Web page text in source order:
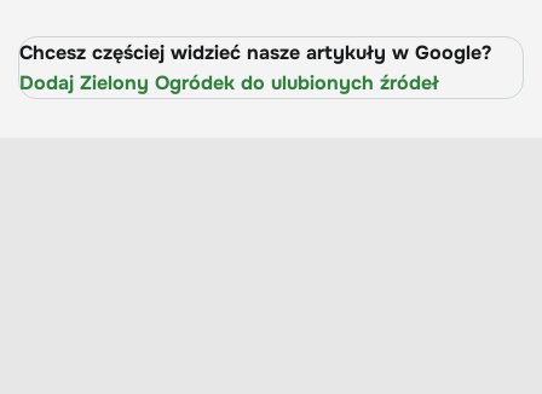
Chcesz częściej widzieć nasze artykuły w Google?
Dodaj Zielony Ogródek do ulubionych źródeł